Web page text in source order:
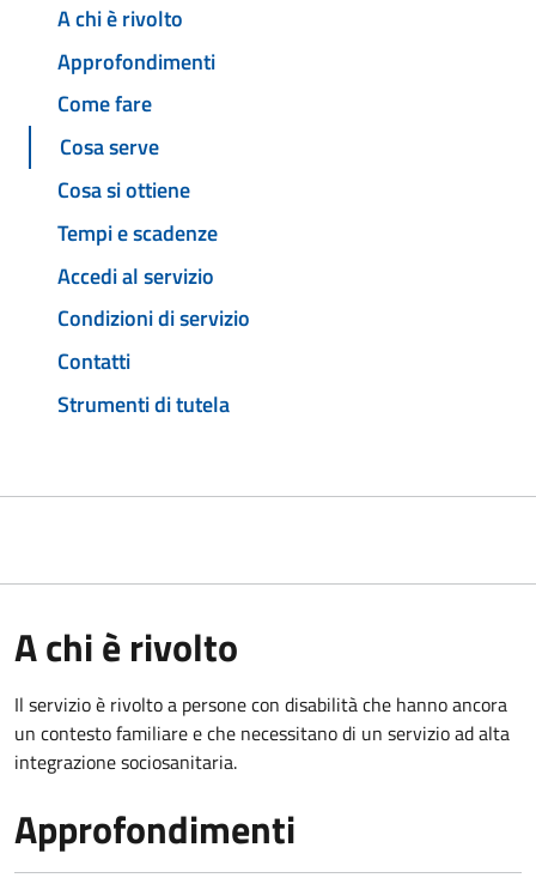
A chi è rivolto
Approfondimenti
Come fare
Cosa serve
Cosa si ottiene
Tempi e scadenze
Accedi al servizio
Condizioni di servizio
Contatti
Strumenti di tutela
A chi è rivolto
Il servizio è rivolto a persone con disabilità che hanno ancora
un contesto familiare e che necessitano di un servizio ad alta
integrazione sociosanitaria.
Approfondimenti